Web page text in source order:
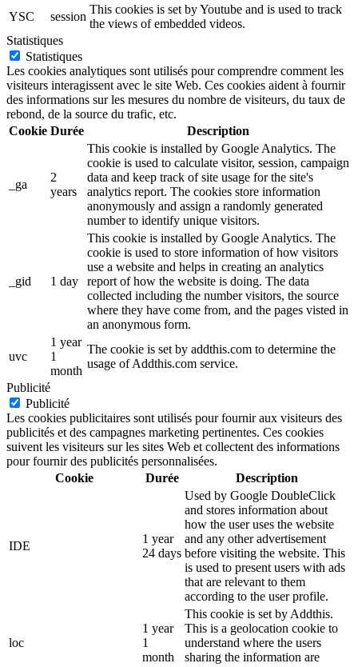
YSC
session
This cookies is set by Youtube and is used to track
the views of embedded videos.
Statistiques
Statistiques
Les cookies analytiques sont utilisés pour comprendre comment les
visiteurs interagissent avec le site Web. Ces cookies aident à fournir
des informations sur les mesures du nombre de visiteurs, du taux de
rebond, de la source du trafic, etc.
Cookie Durée Description
_ga
2
years
This cookie is installed by Google Analytics. The
cookie is used to calculate visitor, session, campaign
data and keep track of site usage for the site's
analytics report. The cookies store information
anonymously and assign a randomly generated
number to identify unique visitors.
_gid 1 day
This cookie is installed by Google Analytics. The
cookie is used to store information of how visitors
use a website and helps in creating an analytics
report of how the website is doing. The data
collected including the number visitors, the source
where they have come from, and the pages visted in
an anonymous form.
uvc
1 year
1
month
The cookie is set by addthis.com to determine the
usage of Addthis.com service.
Publicité
Publicité
Les cookies publicitaires sont utilisés pour fournir aux visiteurs des
publicités et des campagnes marketing pertinentes. Ces cookies
suivent les visiteurs sur les sites Web et collectent des informations
pour fournir des publicités personnalisées.
Cookie
Durée Description
IDE
1 year
24 days
Used by Google DoubleClick
and stores information about
how the user uses the website
and any other advertisement
before visiting the website. This
is used to present users with ads
that are relevant to them
according to the user profile.
loc
1 year
1
month
This cookie is set by Addthis.
This is a geolocation cookie to
understand where the users
sharing the information are